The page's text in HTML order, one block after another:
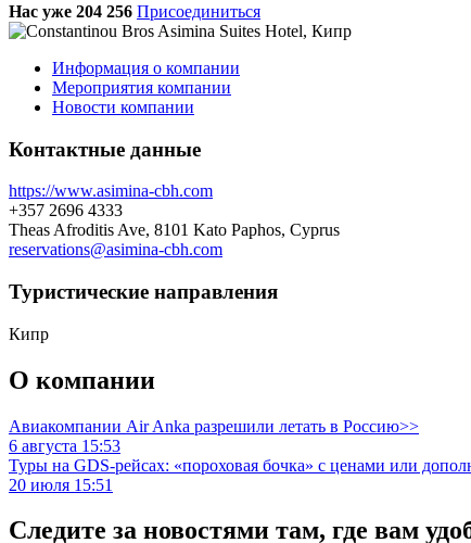
Нас уже 204 256 Присоединиться
Информация о компании
Мероприятия компании
Новости компании
Контактные данные
https://www.asimina-cbh.com
+357 2696 4333
Theas Afroditis Ave, 8101 Kato Paphos, Cyprus
reservations@asimina-cbh.com
Туристическиe направления
Кипр
О компании
Авиакомпании Air Anka разрешили летать в Россию>>
6 августа 15:53
Туры на GDS-рейсах: «пороховая бочка» с ценами или
20 июля 15:51
Следите за новостями там, где вам